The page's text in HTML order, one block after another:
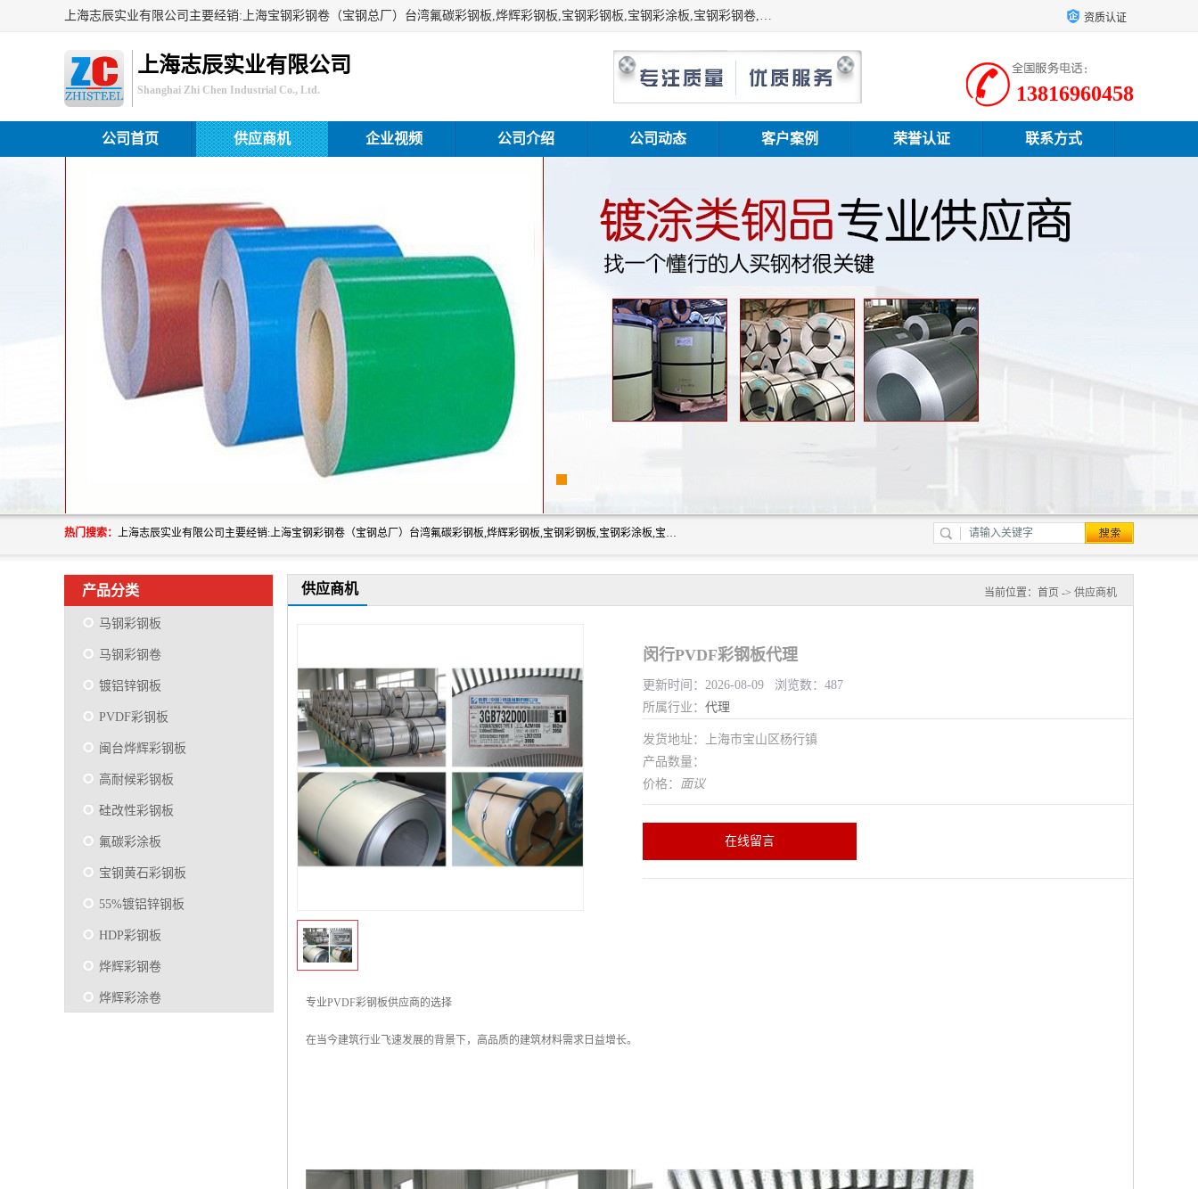
上海志辰实业有限公司主要经销:上海宝钢彩钢卷（宝钢总厂）台湾氟碳彩钢板,烨辉彩钢板,宝钢彩钢板,宝钢彩涂板,宝钢彩钢卷,马钢彩钢板,马钢彩钢卷,镀铝锌钢板,PVDF彩钢板,台湾烨辉彩钢板,高耐候彩钢板,硅改性彩钢板,规格齐全。 资质认证
上海志辰实业有限公司
Shanghai Zhi Chen Industrial Co., Ltd. 13816960458
公司首页 供应商机 企业视频 公司介绍 公司动态 客户案例 荣誉认证 联系方式
热门搜索： 上海志辰实业有限公司主要经销:上海宝钢彩钢卷（宝钢总厂）台湾氟碳彩钢板,烨辉彩钢板,宝钢彩钢板,宝钢彩涂板,宝钢彩钢卷,马钢彩钢板,马钢彩钢卷,镀铝锌钢板,PVDF彩钢板,台湾烨辉彩钢板,高耐候彩钢板,硅改性彩钢板,规格齐全。
产品分类
马钢彩钢板
马钢彩钢卷
镀铝锌钢板
PVDF彩钢板
闽台烨辉彩钢板
高耐候彩钢板
硅改性彩钢板
氟碳彩涂板
宝钢黄石彩钢板
55%镀铝锌钢板
HDP彩钢板
烨辉彩钢卷
烨辉彩涂卷
供应商机 当前位置： 首页 -> 供应商机
闵行PVDF彩钢板代理
更新时间：2026-08-09 浏览数：487
所属行业： 代理
发货地址：上海市宝山区杨行镇
产品数量：
价格： 面议
在线留言
专业PVDF彩钢板供应商的选择
在当今建筑行业飞速发展的背景下，高品质的建筑材料需求日益增长。